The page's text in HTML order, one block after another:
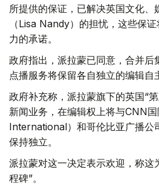
所提供的保证，已解决英国文化、
（Lisa Nandy）的担忧，这些保
力的承诺。
政府指出，派拉蒙已同意，合并后
点播服务将保留各自独立的编辑自
政府补充称，派拉蒙旗下的英国“
新闻业务，在编辑权上将与CNN
International）和哥伦比亚广播公
保持独立。
派拉蒙对这一决定表示欢迎，称这
程碑”。